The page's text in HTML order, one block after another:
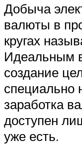
Добыча
валюты в
кругах
Идеальным
создание
специально
заработка
доступен
уже есть.